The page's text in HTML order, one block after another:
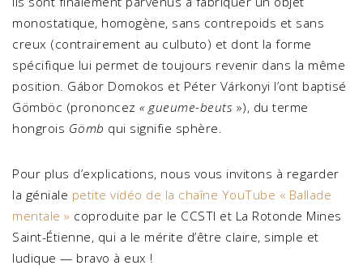
monostatique, homogène, sans contrepoids et sans
creux (contrairement au culbuto) et dont la forme
spécifique lui permet de toujours revenir dans la même
position. Gábor Domokos et Péter Várkonyi l’ont baptisé
Gömböc (prononcez « gueume-beuts »), du terme
hongrois Gömb qui signifie sphère.
Pour plus d’explications, nous vous invitons à regarder
la géniale petite vidéo de la chaîne YouTube « Ballade
mentale » coproduite par le CCSTI et La Rotonde Mines
Saint-Étienne, qui a le mérite d’être claire, simple et
ludique — bravo à eux !